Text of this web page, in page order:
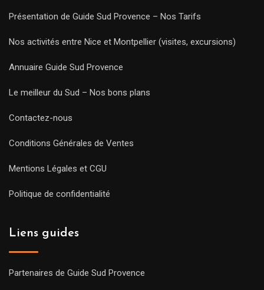
Présentation de Guide Sud Provence – Nos Tarifs
Nos activités entre Nice et Montpellier (visites, excursions)
Annuaire Guide Sud Provence
Le meilleur du Sud – Nos bons plans
Contactez-nous
Conditions Générales de Ventes
Mentions Légales et CGU
Politique de confidentialité
Liens guides
Partenaires de Guide Sud Provence